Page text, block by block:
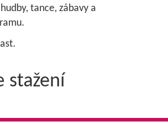
tance, zábavy a
stažení